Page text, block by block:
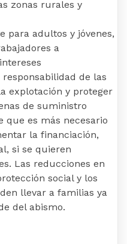
zonas rurales y
para adultos y jóvenes,
a
de las
explotación y proteger
de suministro
que es más necesario
la financiación,
si se quieren
Las reducciones en
social y los
llevar a familias ya
del abismo.